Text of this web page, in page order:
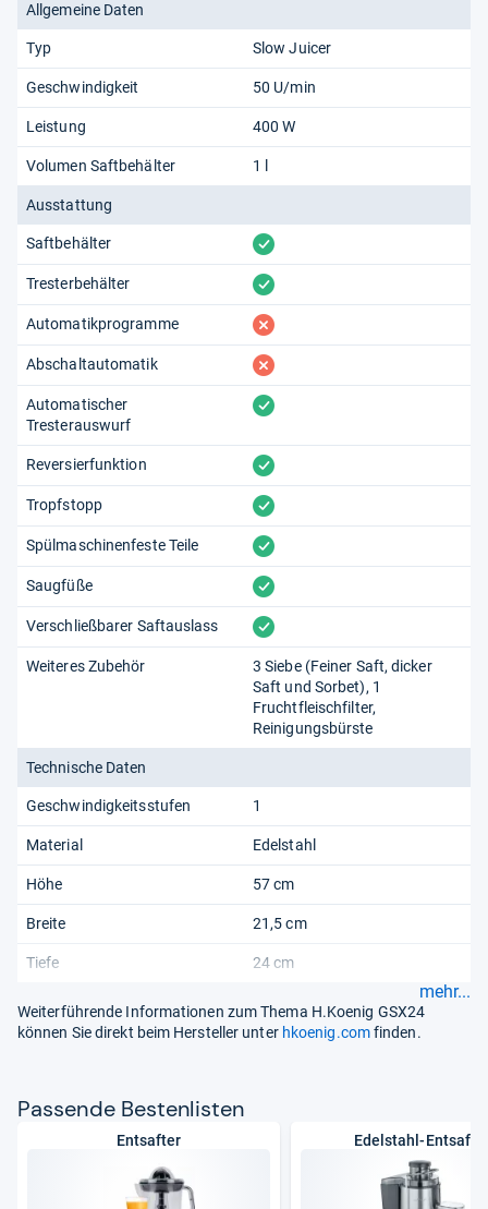
Allgemeine Daten
Typ Slow Juicer
Geschwindigkeit 50 U/min
Leistung 400 W
Volumen Saftbehälter 1 l
Ausstattung
Saftbehälter vorhanden
Tresterbehälter vorhanden
Automatikprogramme fehlt
Abschaltautomatik fehlt
Automatischer
Tresterauswurf
vorhanden
Reversierfunktion vorhanden
Tropfstopp vorhanden
Spülmaschinenfeste Teile vorhanden
Saugfüße vorhanden
Verschließbarer Saftauslass vorhanden
Weiteres Zubehör
3 Siebe (Feiner Saft, dicker
Saft und Sorbet), 1
Fruchtfleischfilter,
Reinigungsbürste
Technische Daten
Geschwindigkeitsstufen 1
Material Edelstahl
Höhe 57 cm
Breite 21,5 cm
Tiefe 24 cm
mehr...
Weiterführende Informationen zum Thema H.Koenig GSX24
können Sie direkt beim Hersteller unter hkoenig.comfinden.
Pas­sende Bes­ten­lis­ten
Entsafter Edelstahl-